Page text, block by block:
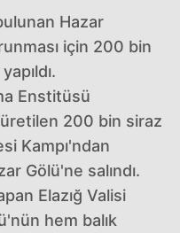
Hazar
için 200 bin
Enstitüsü
200 bin siraz
Kampı'ndan
Gölü'ne salındı.
Elazığ Valisi
hem balık